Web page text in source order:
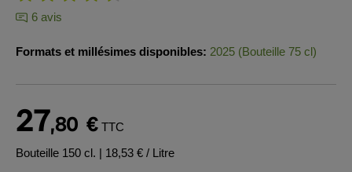
6 avis
Formats et millésimes disponibles: 2025 (Bouteille 75 cl)
27,80 € TTC
Bouteille 150 cl. | 18,53 € / Litre